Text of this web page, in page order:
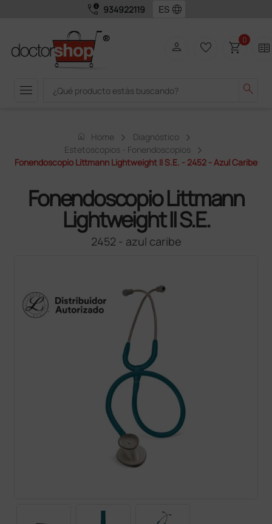
call_quality 934922119 language
menu search
person favorite_border shopping_cart0 two_pager
home Home
Diagnóstico
Estetoscopios - Fonendoscopios
Fonendoscopio Littmann Lightweight II S.E. - 2452 - Azul Caribe
Fonendoscopio Littmann
Lightweight II S.E.
2452 - azul caribe